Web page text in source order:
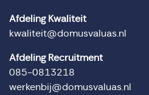
Afdeling Kwaliteit
kwaliteit@domusvaluas.nl
Afdeling Recruitment
085-0813218
werkenbij@domusvaluas.nl